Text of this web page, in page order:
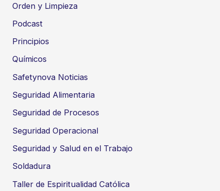
Orden y Limpieza
Podcast
Principios
Químicos
Safetynova Noticias
Seguridad Alimentaria
Seguridad de Procesos
Seguridad Operacional
Seguridad y Salud en el Trabajo
Soldadura
Taller de Espiritualidad Católica